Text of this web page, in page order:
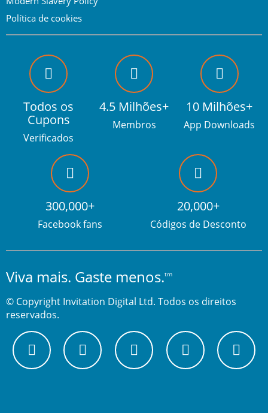
Política de cookies
Todos os
Cupons
Verificados
4.5 Milhões+
Membros
10 Milhões+
App Downloads
300,000+
Facebook fans
20,000+
Códigos de Desconto
Viva mais. Gaste menos.tm
© Copyright Invitation Digital Ltd. Todos os direitos
reservados.